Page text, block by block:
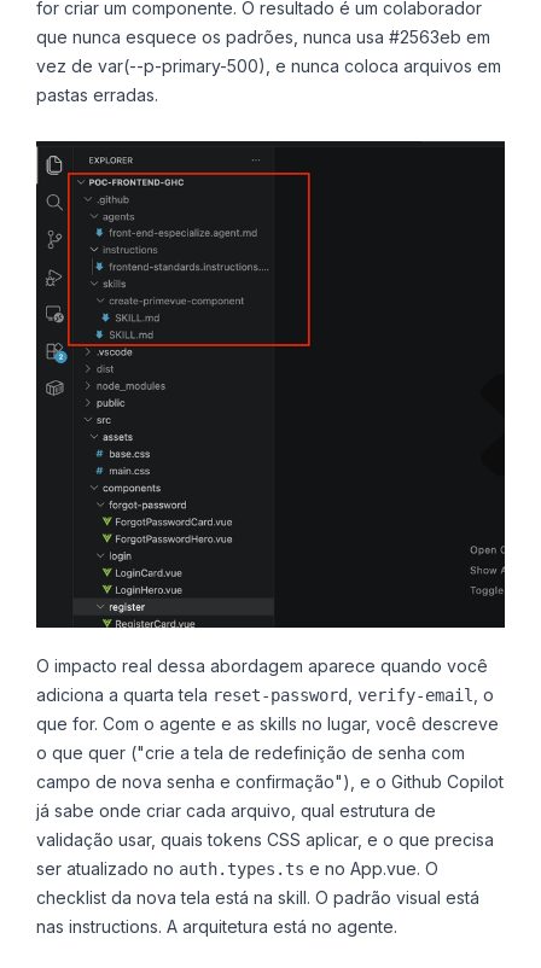
for criar um componente. O resultado é um colaborador
que nunca esquece os padrões, nunca usa #2563eb em
vez de var(--p-primary-500), e nunca coloca arquivos em
pastas erradas.
O impacto real dessa abordagem aparece quando você
adiciona a quarta tela reset-password verify-email , o
que for. Com o agente e as skills no lugar, você descreve
o que quer ("crie a tela de redefinição de senha com
campo de nova senha e confirmação"), e o Github Copilot
já sabe onde criar cada arquivo, qual estrutura de
validação usar, quais tokens CSS aplicar, e o que precisa
ser atualizado no auth.types.ts e no App.vue. O
checklist da nova tela está na skill. O padrão visual está
nas instructions. A arquitetura está no agente.